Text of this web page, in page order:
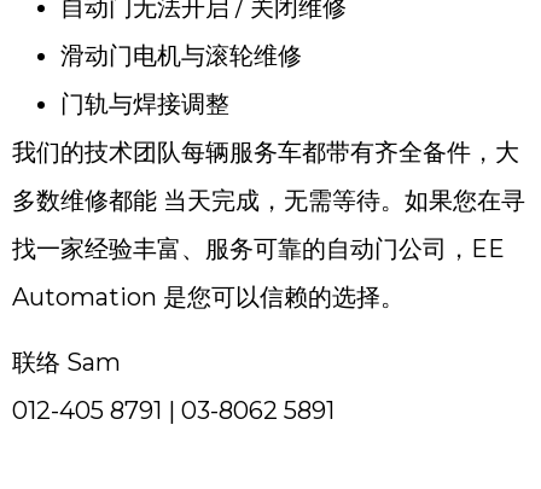
自动门无法开启 / 关闭维修
滑动门电机与滚轮维修
门轨与焊接调整
我们的技术团队每辆服务车都带有齐全备件，大
多数维修都能 当天完成，无需等待。如果您在寻
找一家经验丰富、服务可靠的自动门公司，EE
Automation 是您可以信赖的选择。
联络 Sam
012-405 8791 | 03-8062 5891